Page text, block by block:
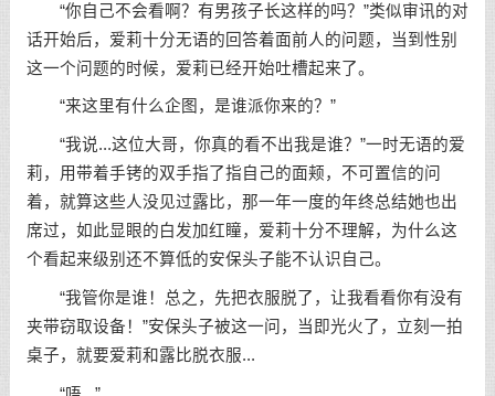
“你自己不会看啊？有男孩子长这样的吗？”类似审讯的对
话开始后，爱莉十分无语的回答着面前人的问题，当到性别
这一个问题的时候，爱莉已经开始吐槽起来了。
“来这里有什么企图，是谁派你来的？”
“我说...这位大哥，你真的看不出我是谁？”一时无语的爱
莉，用带着手铐的双手指了指自己的面颊，不可置信的问
着，就算这些人没见过露比，那一年一度的年终总结她也出
席过，如此显眼的白发加红瞳，爱莉十分不理解，为什么这
个看起来级别还不算低的安保头子能不认识自己。
“我管你是谁！总之，先把衣服脱了，让我看看你有没有
夹带窃取设备！”安保头子被这一问，当即光火了，立刻一拍
桌子，就要爱莉和露比脱衣服...